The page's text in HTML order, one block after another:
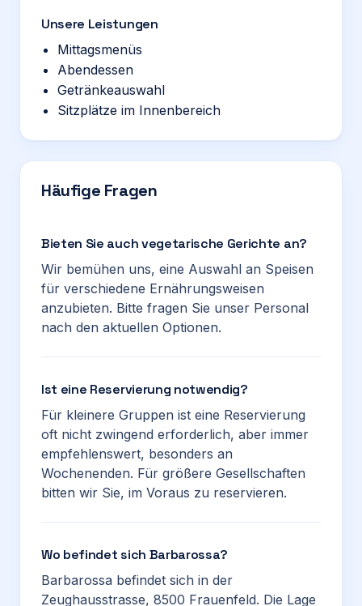
Unsere Leistungen
Mittagsmenüs
Abendessen
Getränkeauswahl
Sitzplätze im Innenbereich
Häufige Fragen
Bieten Sie auch vegetarische Gerichte an?
Wir bemühen uns, eine Auswahl an Speisen
für verschiedene Ernährungsweisen
anzubieten. Bitte fragen Sie unser Personal
nach den aktuellen Optionen.
Ist eine Reservierung notwendig?
Für kleinere Gruppen ist eine Reservierung
oft nicht zwingend erforderlich, aber immer
empfehlenswert, besonders an
Wochenenden. Für größere Gesellschaften
bitten wir Sie, im Voraus zu reservieren.
Wo befindet sich Barbarossa?
Barbarossa befindet sich in der
Zeughausstrasse, 8500 Frauenfeld. Die Lage